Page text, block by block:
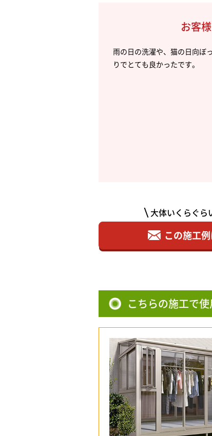
お客
雨の日の洗濯や、猫の日向ぼ
りでとても良かったです。
大体いくらぐら
この施工
こちらの施工で